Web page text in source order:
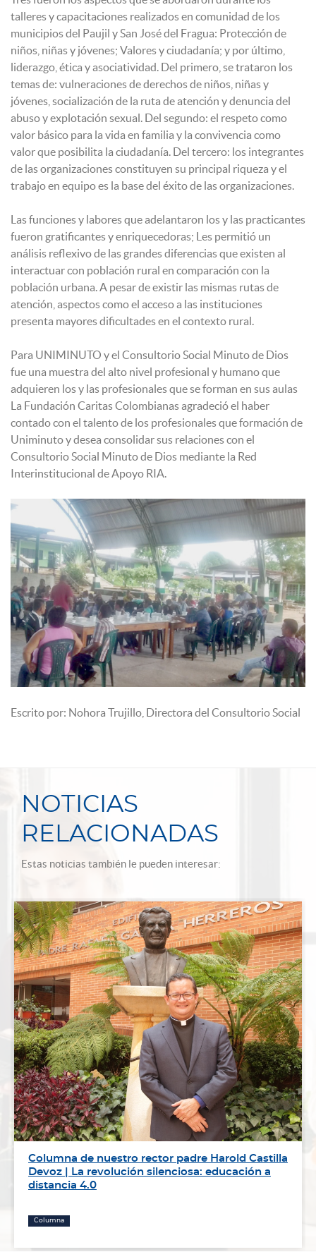
talleres y capacitaciones realizados en comunidad de los
municipios del Paujil y San José del Fragua: Protección de
niños, niñas y jóvenes; Valores y ciudadanía; y por último,
liderazgo, ética y asociatividad. Del primero, se trataron los
temas de: vulneraciones de derechos de niños, niñas y
jóvenes, socialización de la ruta de atención y denuncia del
abuso y explotación sexual. Del segundo: el respeto como
valor básico para la vida en familia y la convivencia como
valor que posibilita la ciudadanía. Del tercero: los integrantes
de las organizaciones constituyen su principal riqueza y el
trabajo en equipo es la base del éxito de las organizaciones.
Las funciones y labores que adelantaron los y las practicantes
fueron gratificantes y enriquecedoras; Les permitió un
análisis reflexivo de las grandes diferencias que existen al
interactuar con población rural en comparación con la
población urbana. A pesar de existir las mismas rutas de
atención, aspectos como el acceso a las instituciones
presenta mayores dificultades en el contexto rural.
Para UNIMINUTO y el Consultorio Social Minuto de Dios
fue una muestra del alto nivel profesional y humano que
adquieren los y las profesionales que se forman en sus aulas
La Fundación Caritas Colombianas agradeció el haber
contado con el talento de los profesionales que formación de
Uniminuto y desea consolidar sus relaciones con el
Consultorio Social Minuto de Dios mediante la Red
Interinstitucional de Apoyo RIA.
Escrito por: Nohora Trujillo, Directora del Consultorio Social
NOTICIAS
RELACIONADAS
Estas noticias también le pueden interesar:
Columna de nuestro rector padre Harold Castilla
Devoz | La revolución silenciosa: educación a
distancia 4.0
Columna